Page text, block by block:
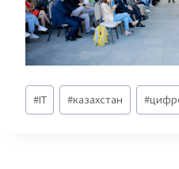
Метки
записи:
#IT #казахстан #